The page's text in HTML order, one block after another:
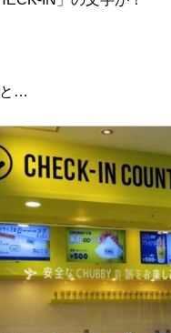
と…